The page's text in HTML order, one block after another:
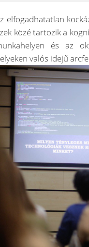
elfogadhatatlan
közé tartozik a
és az
valós idejű